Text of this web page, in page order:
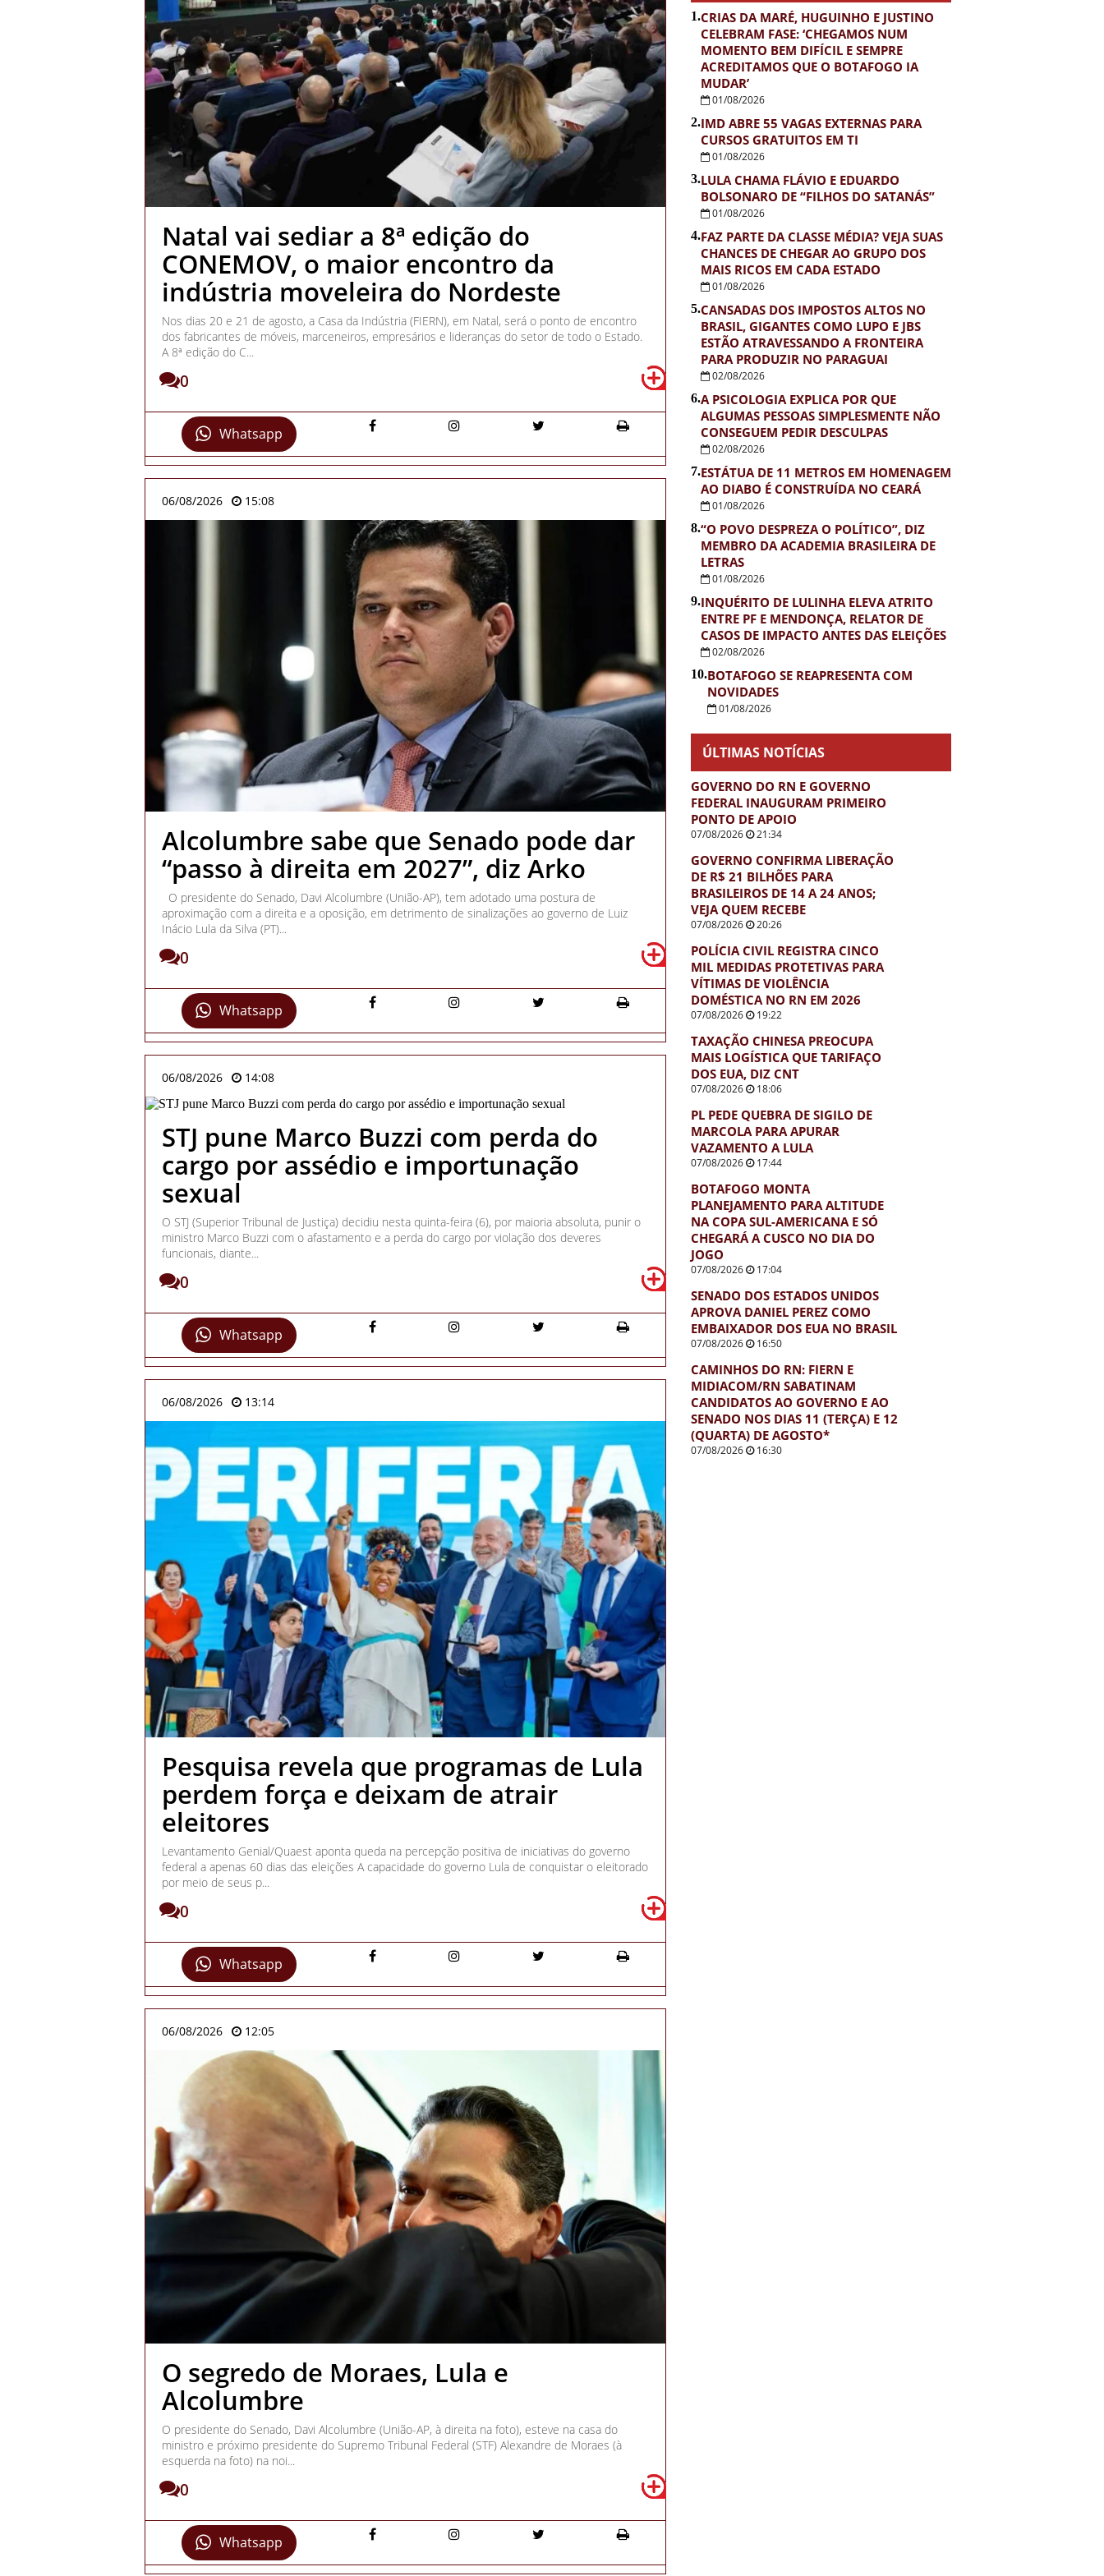
Natal vai sediar a 8ª edição do
CONEMOV, o maior encontro da
indústria moveleira do Nordeste
Nos dias 20 e 21 de agosto, a Casa da Indústria (FIERN), em Natal, será o ponto de encontro
dos fabricantes de móveis, marceneiros, empresários e lideranças do setor de todo o Estado.
A 8ª edição do C...
0
Whatsapp
06/08/2026 15:08
Alcolumbre sabe que Senado pode dar
“passo à direita em 2027”, diz Arko
O presidente do Senado, Davi Alcolumbre (União-AP), tem adotado uma postura de
aproximação com a direita e a oposição, em detrimento de sinalizações ao governo de Luiz
Inácio Lula da Silva (PT)...
0
Whatsapp
06/08/2026 14:08
STJ pune Marco Buzzi com perda do
cargo por assédio e importunação
sexual
O STJ (Superior Tribunal de Justiça) decidiu nesta quinta-feira (6), por maioria absoluta, punir o
ministro Marco Buzzi com o afastamento e a perda do cargo por violação dos deveres
funcionais, diante...
0
Whatsapp
06/08/2026 13:14
Pesquisa revela que programas de Lula
perdem força e deixam de atrair
eleitores
Levantamento Genial/Quaest aponta queda na percepção positiva de iniciativas do governo
federal a apenas 60 dias das eleições A capacidade do governo Lula de conquistar o eleitorado
por meio de seus p...
0
Whatsapp
06/08/2026 12:05
O segredo de Moraes, Lula e
Alcolumbre
O presidente do Senado, Davi Alcolumbre (União-AP, à direita na foto), esteve na casa do
ministro e próximo presidente do Supremo Tribunal Federal (STF) Alexandre de Moraes (à
esquerda na foto) na noi...
0
Whatsapp
1.CRIAS DA MARÉ, HUGUINHO E JUSTINO
CELEBRAM FASE: ‘CHEGAMOS NUM
MOMENTO BEM DIFÍCIL E SEMPRE
ACREDITAMOS QUE O BOTAFOGO IA
MUDAR’
01/08/2026
2.IMD ABRE 55 VAGAS EXTERNAS PARA
CURSOS GRATUITOS EM TI
01/08/2026
3.LULA CHAMA FLÁVIO E EDUARDO
BOLSONARO DE “FILHOS DO SATANÁS”
01/08/2026
4.FAZ PARTE DA CLASSE MÉDIA? VEJA SUAS
CHANCES DE CHEGAR AO GRUPO DOS
MAIS RICOS EM CADA ESTADO
01/08/2026
5.CANSADAS DOS IMPOSTOS ALTOS NO
BRASIL, GIGANTES COMO LUPO E JBS
ESTÃO ATRAVESSANDO A FRONTEIRA
PARA PRODUZIR NO PARAGUAI
02/08/2026
6.A PSICOLOGIA EXPLICA POR QUE
ALGUMAS PESSOAS SIMPLESMENTE NÃO
CONSEGUEM PEDIR DESCULPAS
02/08/2026
7.ESTÁTUA DE 11 METROS EM HOMENAGEM
AO DIABO É CONSTRUÍDA NO CEARÁ
01/08/2026
8.“O POVO DESPREZA O POLÍTICO”, DIZ
MEMBRO DA ACADEMIA BRASILEIRA DE
LETRAS
01/08/2026
9.INQUÉRITO DE LULINHA ELEVA ATRITO
ENTRE PF E MENDONÇA, RELATOR DE
CASOS DE IMPACTO ANTES DAS ELEIÇÕES
02/08/2026
10.BOTAFOGO SE REAPRESENTA COM
NOVIDADES
01/08/2026
ÚLTIMAS NOTÍCIAS
GOVERNO DO RN E GOVERNO
FEDERAL INAUGURAM PRIMEIRO
PONTO DE APOIO
07/08/2026 21:34
GOVERNO CONFIRMA LIBERAÇÃO
DE R$ 21 BILHÕES PARA
BRASILEIROS DE 14 A 24 ANOS;
VEJA QUEM RECEBE
07/08/2026 20:26
POLÍCIA CIVIL REGISTRA CINCO
MIL MEDIDAS PROTETIVAS PARA
VÍTIMAS DE VIOLÊNCIA
DOMÉSTICA NO RN EM 2026
07/08/2026 19:22
TAXAÇÃO CHINESA PREOCUPA
MAIS LOGÍSTICA QUE TARIFAÇO
DOS EUA, DIZ CNT
07/08/2026 18:06
PL PEDE QUEBRA DE SIGILO DE
MARCOLA PARA APURAR
VAZAMENTO A LULA
07/08/2026 17:44
BOTAFOGO MONTA
PLANEJAMENTO PARA ALTITUDE
NA COPA SUL-AMERICANA E SÓ
CHEGARÁ A CUSCO NO DIA DO
JOGO
07/08/2026 17:04
SENADO DOS ESTADOS UNIDOS
APROVA DANIEL PEREZ COMO
EMBAIXADOR DOS EUA NO BRASIL
07/08/2026 16:50
CAMINHOS DO RN: FIERN E
MIDIACOM/RN SABATINAM
CANDIDATOS AO GOVERNO E AO
SENADO NOS DIAS 11 (TERÇA) E 12
(QUARTA) DE AGOSTO*
07/08/2026 16:30